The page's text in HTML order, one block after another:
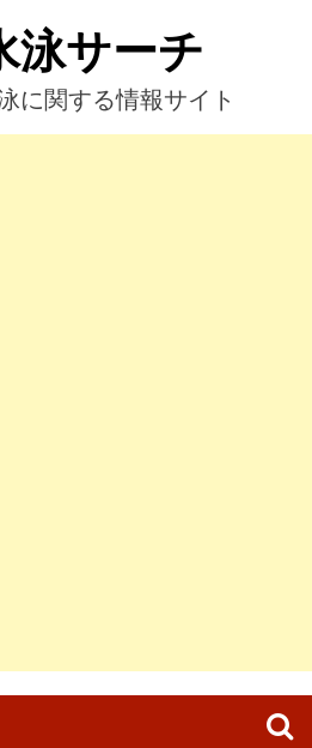
泳サーチ
に関する情報サイト